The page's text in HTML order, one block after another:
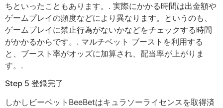
ちといったこともあります。. 実際にかかる時間は出金額や
ゲームプレイの頻度などにより異なります。というのも、
ゲームプレイに禁止行為がないかなどをチェックする時間
がかかるからです。. マルチベット ブーストを利用する
と、ブースト率がオッズに加算され、配当率が上がりま
す。.
Step 5 登録完了
しかしビーベットBeeBetはキュラソーライセンスを取得済